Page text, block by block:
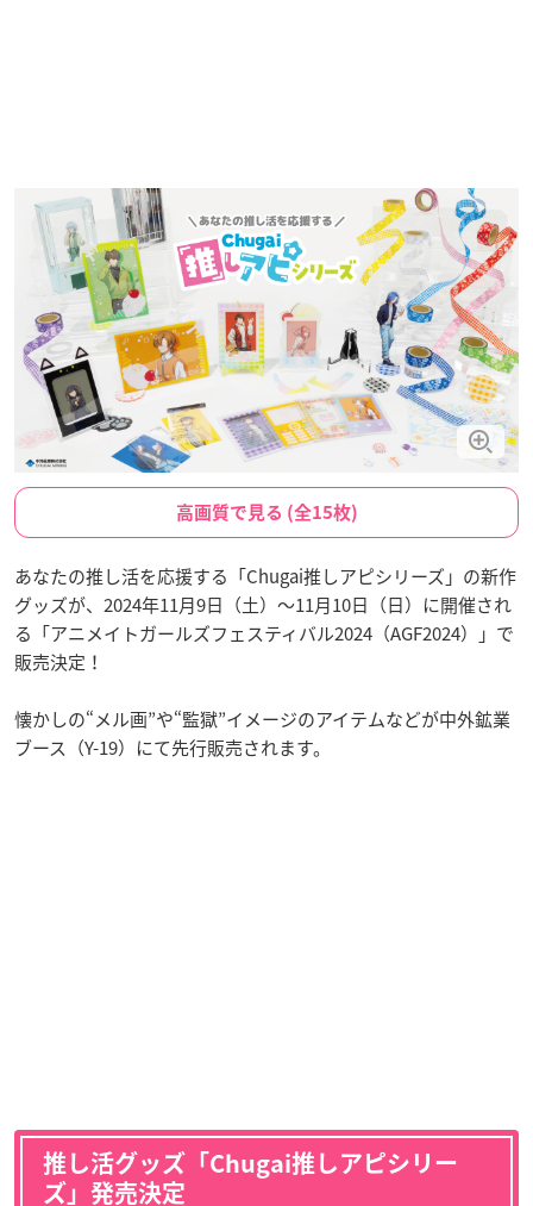
高画質で見る (全15枚)
あなたの推し活を応援する「Chugai推しアピシリーズ」の新作
グッズが、2024年11月9日（土）〜11月10日（日）に開催され
る「アニメイトガールズフェスティバル2024（AGF2024）」で
販売決定！
懐かしの“メル画”や“監獄”イメージのアイテムなどが中外鉱業
ブース（Y-19）にて先行販売されます。
推し活グッズ「Chugai推しアピシリー
ズ」発売決定